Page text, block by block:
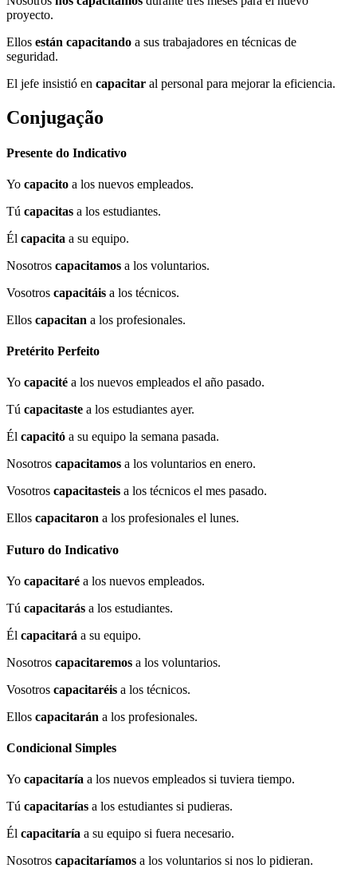
proyecto.
Ellos están capacitando a sus trabajadores en técnicas de
seguridad.
El jefe insistió en capacitar al personal para mejorar la eficiencia.
Conjugação
Presente do Indicativo
Yo capacito a los nuevos empleados.
Tú capacitas a los estudiantes.
Él capacita a su equipo.
Nosotros capacitamos a los voluntarios.
Vosotros capacitáis a los técnicos.
Ellos capacitan a los profesionales.
Pretérito Perfeito
Yo capacité a los nuevos empleados el año pasado.
Tú capacitaste a los estudiantes ayer.
Él capacitó a su equipo la semana pasada.
Nosotros capacitamos a los voluntarios en enero.
Vosotros capacitasteis a los técnicos el mes pasado.
Ellos capacitaron a los profesionales el lunes.
Futuro do Indicativo
Yo capacitaré a los nuevos empleados.
Tú capacitarás a los estudiantes.
Él capacitará a su equipo.
Nosotros capacitaremos a los voluntarios.
Vosotros capacitaréis a los técnicos.
Ellos capacitarán a los profesionales.
Condicional Simples
Yo capacitaría a los nuevos empleados si tuviera tiempo.
Tú capacitarías a los estudiantes si pudieras.
Él capacitaría a su equipo si fuera necesario.
Nosotros capacitaríamos a los voluntarios si nos lo pidieran.